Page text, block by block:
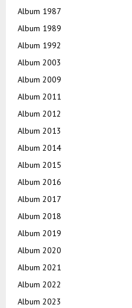
Album 1987
Album 1989
Album 1992
Album 2003
Album 2009
Album 2011
Album 2012
Album 2013
Album 2014
Album 2015
Album 2016
Album 2017
Album 2018
Album 2019
Album 2020
Album 2021
Album 2022
Album 2023